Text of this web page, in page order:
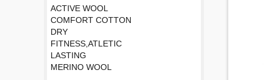
ACTIVE WOOL
COMFORT COTTON
DRY
FITNESS,ATLETIC
LASTING
MERINO WOOL